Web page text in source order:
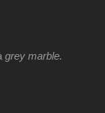
grey marble.